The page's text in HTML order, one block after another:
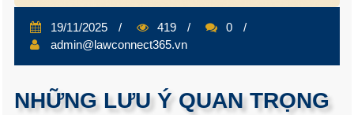
19/11/2025 419
0
admin@lawconnect365.vn
NHỮNG LƯU Ý QUAN TRỌNG